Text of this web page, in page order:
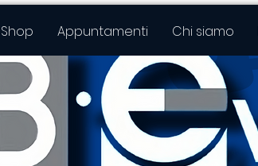
Shop Appuntamenti Chi siamo